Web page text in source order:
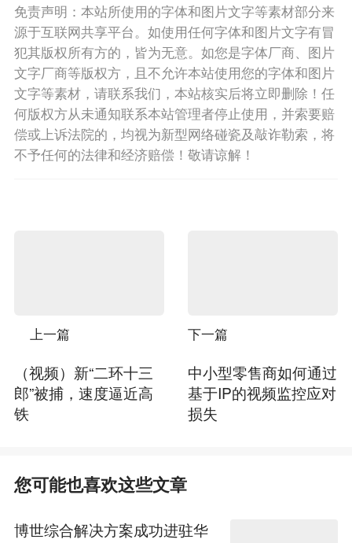
免责声明：本站所使用的字体和图片文字等素材部分来
源于互联网共享平台。如使用任何字体和图片文字有冒
犯其版权所有方的，皆为无意。如您是字体厂商、图片
文字厂商等版权方，且不允许本站使用您的字体和图片
文字等素材，请联系我们，本站核实后将立即删除！任
何版权方从未通知联系本站管理者停止使用，并索要赔
偿或上诉法院的，均视为新型网络碰瓷及敲诈勒索，将
不予任何的法律和经济赔偿！敬请谅解！
上一篇
（视频）新“二环十三
郎”被捕，速度逼近高
铁
下一篇
中小型零售商如何通过
基于IP的视频监控应对
损失
您可能也喜欢这些文章
博世综合解决方案成功进驻华